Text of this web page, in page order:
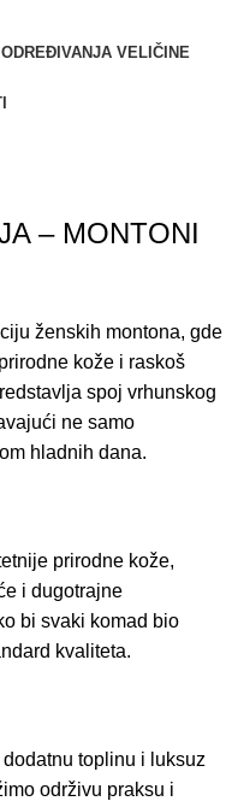
ODREĐIVANJA VELIČINE
– MONTONI
ženskih montona, gde
kože i raskoš
spoj vrhunskog
ne samo
hladnih dana.
prirodne kože,
i dugotrajne
bi svaki komad bio
kvaliteta.
toplinu i luksuz
održivu praksu i